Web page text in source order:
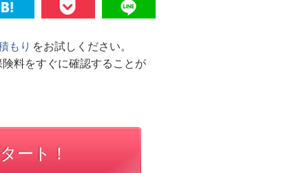
もり をお試しください。
料をすぐに確認することが
ート！